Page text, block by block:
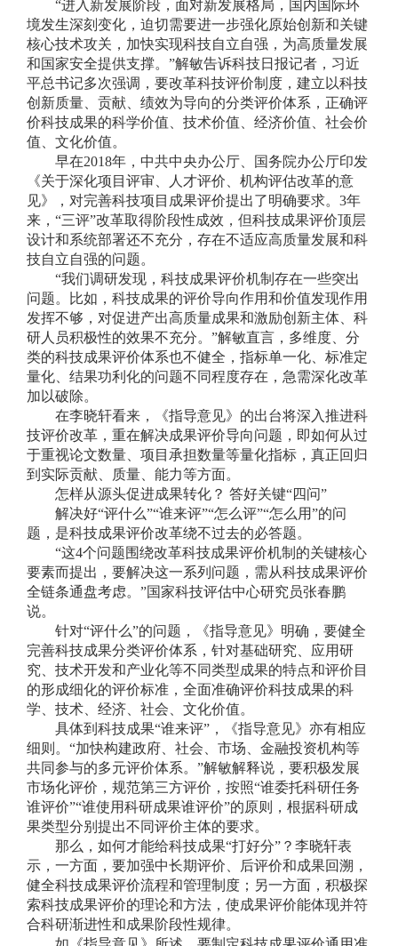
“进入新发展阶段，面对新发展格局，国内国际环
境发生深刻变化，迫切需要进一步强化原始创新和关键
核心技术攻关，加快实现科技自立自强，为高质量发展
和国家安全提供支撑。”解敏告诉科技日报记者，习近
平总书记多次强调，要改革科技评价制度，建立以科技
创新质量、贡献、绩效为导向的分类评价体系，正确评
价科技成果的科学价值、技术价值、经济价值、社会价
值、文化价值。
早在2018年，中共中央办公厅、国务院办公厅印发
《关于深化项目评审、人才评价、机构评估改革的意
见》，对完善科技项目成果评价提出了明确要求。3年
来，“三评”改革取得阶段性成效，但科技成果评价顶层
设计和系统部署还不充分，存在不适应高质量发展和科
技自立自强的问题。
“我们调研发现，科技成果评价机制存在一些突出
问题。比如，科技成果的评价导向作用和价值发现作用
发挥不够，对促进产出高质量成果和激励创新主体、科
研人员积极性的效果不充分。”解敏直言，多维度、分
类的科技成果评价体系也不健全，指标单一化、标准定
量化、结果功利化的问题不同程度存在，急需深化改革
加以破除。
在李晓轩看来，《指导意见》的出台将深入推进科
技评价改革，重在解决成果评价导向问题，即如何从过
于重视论文数量、项目承担数量等量化指标，真正回归
到实际贡献、质量、能力等方面。
怎样从源头促进成果转化？ 答好关键“四问”
解决好“评什么”“谁来评”“怎么评”“怎么用”的问
题，是科技成果评价改革绕不过去的必答题。
“这4个问题围绕改革科技成果评价机制的关键核心
要素而提出，要解决这一系列问题，需从科技成果评价
全链条通盘考虑。”国家科技评估中心研究员张春鹏
说。
针对“评什么”的问题，《指导意见》明确，要健全
完善科技成果分类评价体系，针对基础研究、应用研
究、技术开发和产业化等不同类型成果的特点和评价目
的形成细化的评价标准，全面准确评价科技成果的科
学、技术、经济、社会、文化价值。
具体到科技成果“谁来评”，《指导意见》亦有相应
细则。“加快构建政府、社会、市场、金融投资机构等
共同参与的多元评价体系。”解敏解释说，要积极发展
市场化评价，规范第三方评价，按照“谁委托科研任务
谁评价”“谁使用科研成果谁评价”的原则，根据科研成
果类型分别提出不同评价主体的要求。
那么，如何才能给科技成果“打好分”？李晓轩表
示，一方面，要加强中长期评价、后评价和成果回溯，
健全科技成果评价流程和管理制度；另一方面，积极探
索科技成果评价的理论和方法，使成果评价能体现并符
合科研渐进性和成果阶段性规律。